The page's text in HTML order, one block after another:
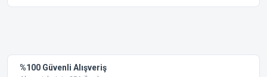
%100 Güvenli Alışveriş